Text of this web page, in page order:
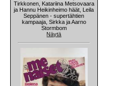
Tirkkonen, Katariina Metsovaara
ja Hannu Heikinheimo häät, Leila
Seppänen - supertähtien
kampaaja, Sirkka ja Aarno
Stormbom
Näytä